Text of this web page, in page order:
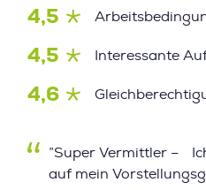
4,5
4,5 Interessante
4,6
”Super Vermittler –
auf mein